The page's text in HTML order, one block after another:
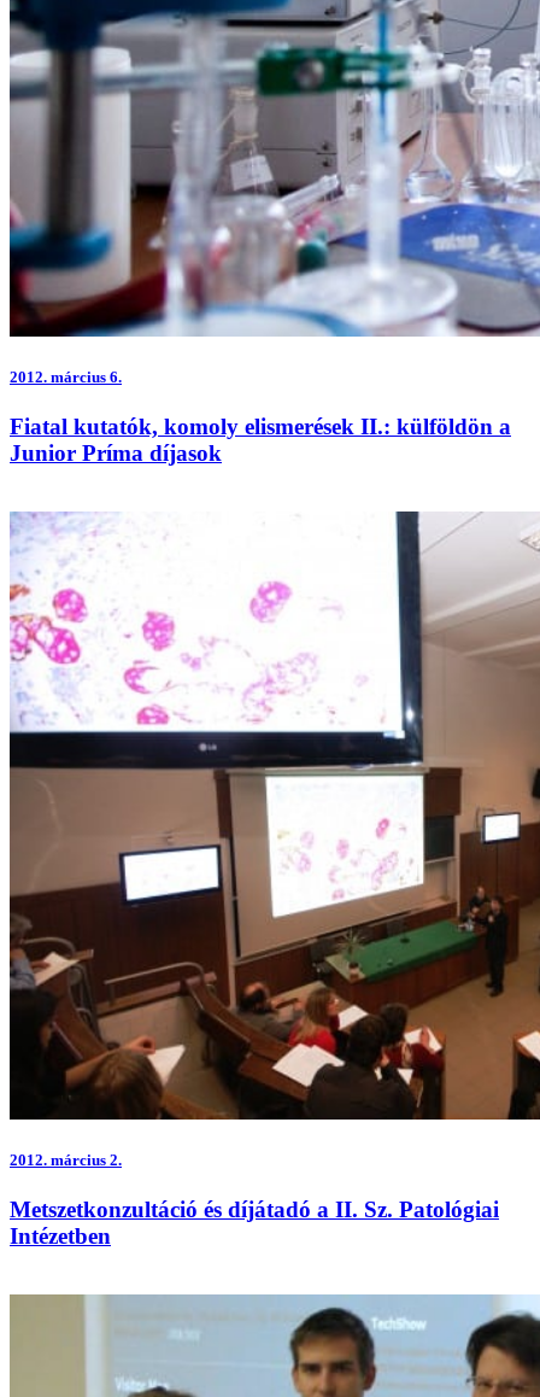
2012. március 6.
Fiatal kutatók, komoly elismerések II.: külföldön a
Junior Príma díjasok
2012. március 2.
Metszetkonzultáció és díjátadó a II. Sz. Patológiai
Intézetben